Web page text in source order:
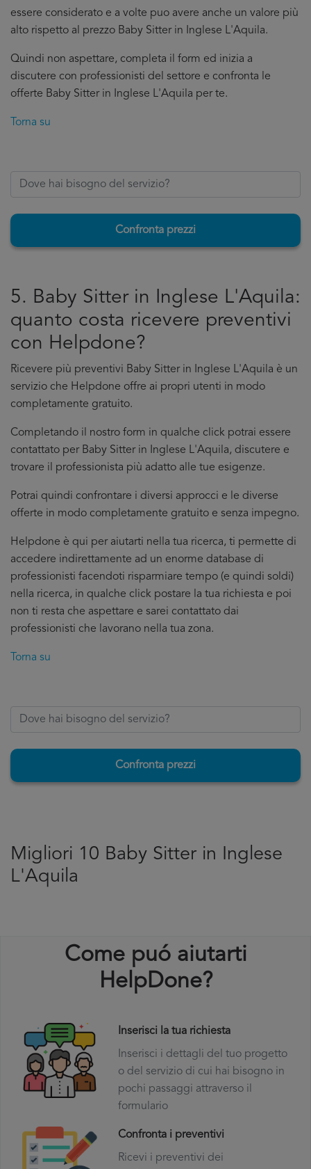
essere considerato e a volte puo avere anche un valore più
alto rispetto al prezzo Baby Sitter in Inglese L'Aquila.
Quindi non aspettare, completa il form ed inizia a
discutere con professionisti del settore e confronta le
offerte Baby Sitter in Inglese L'Aquila per te.
Torna su
Confronta prezzi
5. Baby Sitter in Inglese L'Aquila:
quanto costa ricevere preventivi
con Helpdone?
Ricevere più preventivi Baby Sitter in Inglese L'Aquila è un
servizio che Helpdone offre ai propri utenti in modo
completamente gratuito.
Completando il nostro form in qualche click potrai essere
contattato per Baby Sitter in Inglese L'Aquila, discutere e
trovare il professionista più adatto alle tue esigenze.
Potrai quindi confrontare i diversi approcci e le diverse
offerte in modo completamente gratuito e senza impegno.
Helpdone è qui per aiutarti nella tua ricerca, ti permette di
accedere indirettamente ad un enorme database di
professionisti facendoti risparmiare tempo (e quindi soldi)
nella ricerca, in qualche click postare la tua richiesta e poi
non ti resta che aspettare e sarei contattato dai
professionisti che lavorano nella tua zona.
Torna su
Confronta prezzi
Migliori 10 Baby Sitter in Inglese
L'Aquila
Come puó aiutarti
HelpDone?
Inserisci la tua richiesta
Inserisci i dettagli del tuo progetto
o del servizio di cui hai bisogno in
pochi passaggi attraverso il
formulario
Confronta i preventivi
Ricevi i preventivi dei